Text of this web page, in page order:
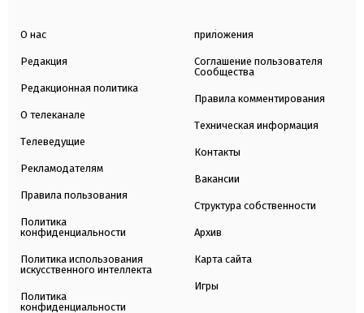
О нас
Редакция
Редакционная политика
О телеканале
Телеведущие
Рекламодателям
Правила пользования
Политика
конфиденциальности
Политика использования
искусственного интеллекта
Политика
конфиденциальности
приложения
Соглашение пользователя
Сообщества
Правила комментирования
Техническая информация
Контакты
Вакансии
Структура собственности
Архив
Карта сайта
Игры